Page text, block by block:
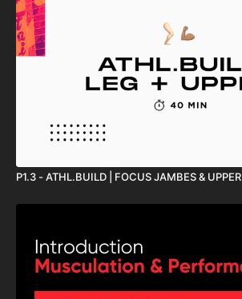
P1.3 - ATHL.BUILD | FOCUS JAMBES & UPPER